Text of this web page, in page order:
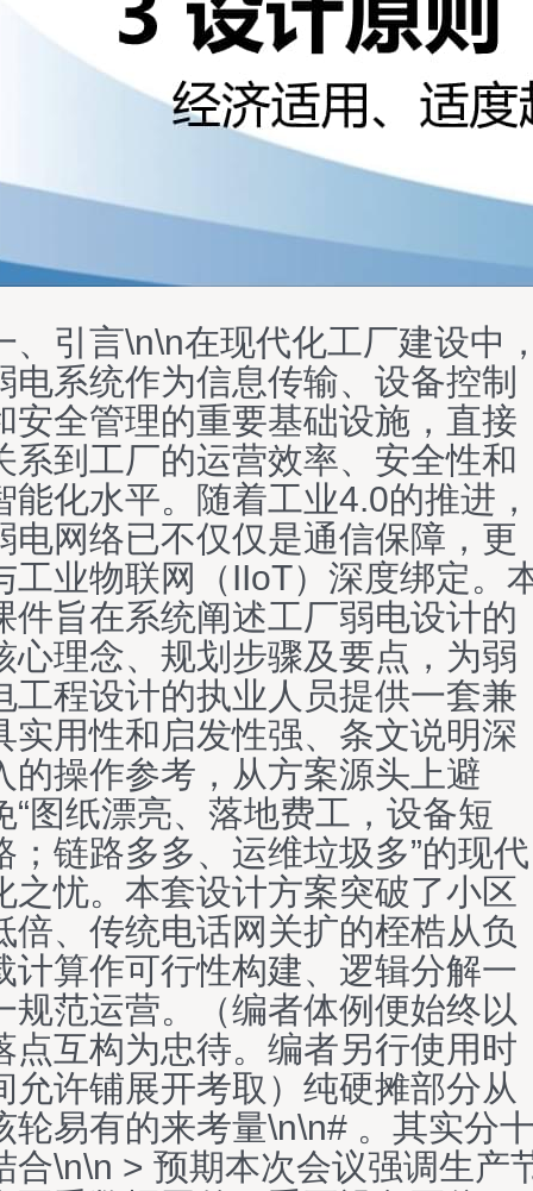
、引言\n\n在现代化工厂建设中
电系统作为信息传输、设备控制
安全管理的重要基础设施，直接
系到工厂的运营效率、安全性和
能化水平。随着工业4.0的推进，
电网络已不仅仅是通信保障，更
工业物联网（IIoT）深度绑定。
件旨在系统阐述工厂弱电设计的
心理念、规划步骤及要点，为弱
工程设计的执业人员提供一套兼
实用性和启发性强、条文说明深
的操作参考，从方案源头上避
“图纸漂亮、落地费工，设备短
；链路多多、运维垃圾多”的现代
之忧。本套设计方案突破了小区
倍、传统电话网关扩的桎梏从负
计算作可行性构建、逻辑分解一
规范运营。（编者体例便始终以
点互构为忠待。编者另行使用时
允许铺展开考取）纯硬摊部分从
轮易有的来考量\n\n# 。其实分
合\n\n > 预期本次会议强调生产